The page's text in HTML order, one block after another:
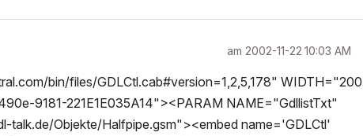
am ‎2002-11-22 10:03 AM
bin/files/GDLCtl.cab#version=1,2,5,178"
9181-221E1E035A14"><PARAM NAME="GdllistTxt"
Objekte/Halfpipe.gsm"><embed name='GDLCtl'